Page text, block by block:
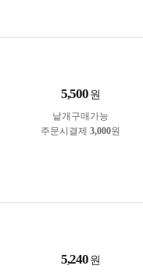
5,500 원
낱개구매가능
주문시결제 3,000원
5,240 원